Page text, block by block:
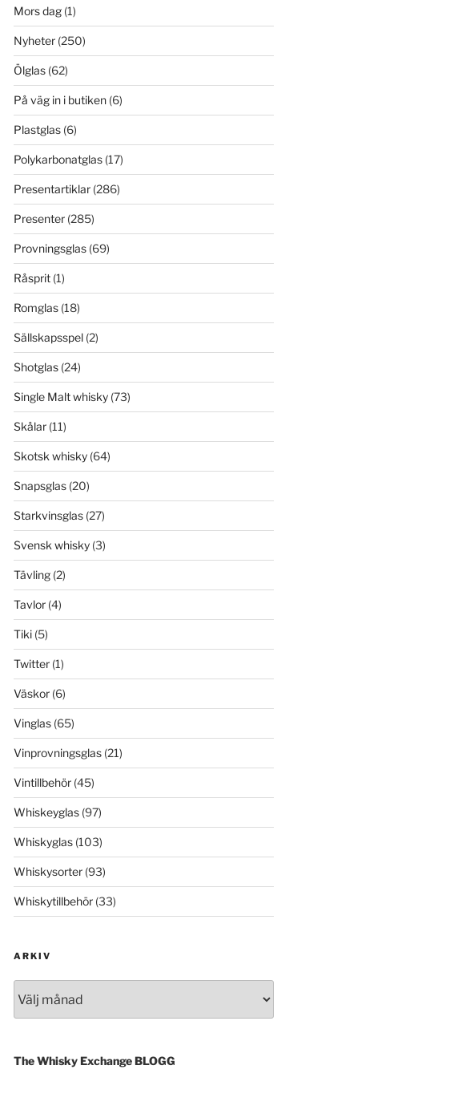
Mors dag(1)
Nyheter(250)
Ölglas(62)
På väg in i butiken(6)
Plastglas(6)
Polykarbonatglas(17)
Presentartiklar(286)
Presenter(285)
Provningsglas(69)
Råsprit(1)
Romglas(18)
Sällskapsspel(2)
Shotglas(24)
Single Malt whisky(73)
Skålar(11)
Skotsk whisky(64)
Snapsglas(20)
Starkvinsglas(27)
Svensk whisky(3)
Tävling(2)
Tavlor(4)
Tiki(5)
Twitter(1)
Väskor(6)
Vinglas(65)
Vinprovningsglas(21)
Vintillbehör(45)
Whiskeyglas(97)
Whiskyglas(103)
Whiskysorter(93)
Whiskytillbehör(33)
ARKIV
The Whisky Exchange BLOGG